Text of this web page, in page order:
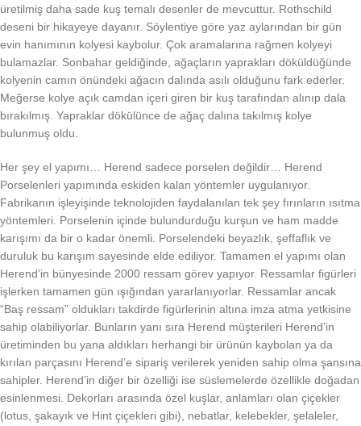
üretilmiş daha sade kuş temalı desenler de mevcuttur. Rothschild
deseni bir hikayeye dayanır. Söylentiye göre yaz aylarından bir gün
evin hanımının kolyesi kaybolur. Çok aramalarına rağmen kolyeyi
bulamazlar. Sonbahar geldiğinde, ağaçların yaprakları döküldüğünde
kolyenin camın önündeki ağacın dalında asılı olduğunu fark ederler.
Meğerse kolye açık camdan içeri giren bir kuş tarafından alınıp dala
bırakılmış. Yapraklar dökülünce de ağaç dalına takılmış kolye
bulunmuş oldu.
Her şey el yapımı… Herend sadece porselen değildir… Herend
Porselenleri yapımında eskiden kalan yöntemler uygulanıyor.
Fabrikanın işleyişinde teknolojiden faydalanılan tek şey fırınların ısıtma
yöntemleri. Porselenin içinde bulundurduğu kurşun ve ham madde
karışımı da bir o kadar önemli. Porselendeki beyazlık, şeffaflık ve
duruluk bu karışım sayesinde elde ediliyor. Tamamen el yapımı olan
Herend’in bünyesinde 2000 ressam görev yapıyor. Ressamlar figürleri
işlerken tamamen gün ışığından yararlanıyorlar. Ressamlar ancak
“Baş ressam” oldukları takdirde figürlerinin altına imza atma yetkisine
sahip olabiliyorlar. Bunların yanı sıra Herend müşterileri Herend’in
üretiminden bu yana aldıkları herhangi bir ürünün kaybolan ya da
kırılan parçasını Herend’e sipariş verilerek yeniden sahip olma şansına
sahipler. Herend’in diğer bir özelliği ise süslemelerde özellikle doğadan
esinlenmesi. Dekorları arasında özel kuşlar, anlamları olan çiçekler
(lotus, şakayık ve Hint çiçekleri gibi), nebatlar, kelebekler, şelaleler,